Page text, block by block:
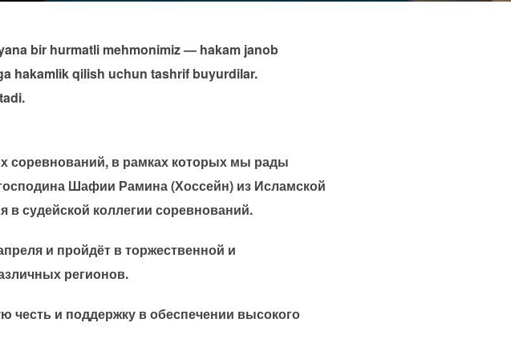
bir hurmatli mehmonimiz — hakam janob
hakamlik qilish uchun tashrif buyurdilar.
соревнований, в рамках которых мы рады
Шафии Рамина (Хоссейн) из Исламской
в судейской коллегии соревнований.
и пройдёт в торжественной и
регионов.
и поддержку в обеспечении высокого